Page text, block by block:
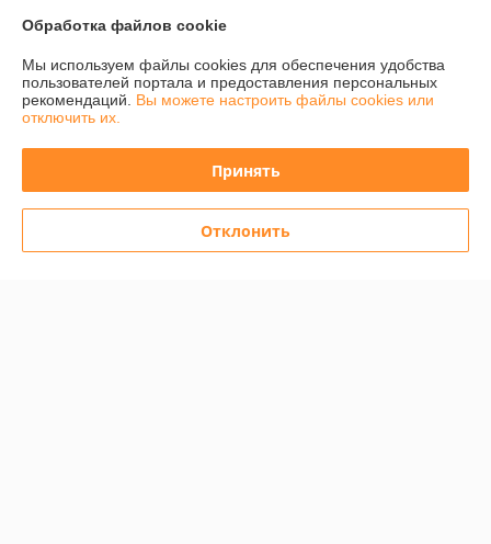
Полная версия сайта
Политика обработки cookies
Сайт создан на платформе Deal.by
Обработка файлов cookie
Мы используем файлы cookies для обеспечения удобства
пользователей портала и предоставления персональных
рекомендаций. Вы можете настроить файлы cookies или
отключить их.
Принять
Отклонить